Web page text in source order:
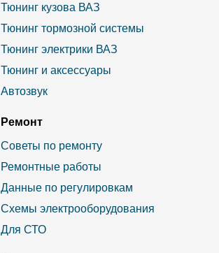
Тюнинг кузова ВАЗ
Тюнинг тормозной системы
Тюнинг электрики ВАЗ
Тюнинг и аксессуары
Автозвук
Ремонт
Советы по ремонту
Ремонтные работы
Данные по регулировкам
Схемы электрооборудования
Для СТО